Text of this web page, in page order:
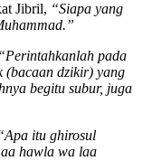
Jibril, “Siapa yang
“Perintahkanlah pada
(bacaan dzikir) yang
begitu subur, juga
itu ghirosul
hawla wa laa